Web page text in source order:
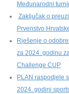
Međunarodni
Zaključak o
Prvenstvo
Rješenje o
za 2024. godinu
Challenge CUP
PLAN raspodjele
2024. godini